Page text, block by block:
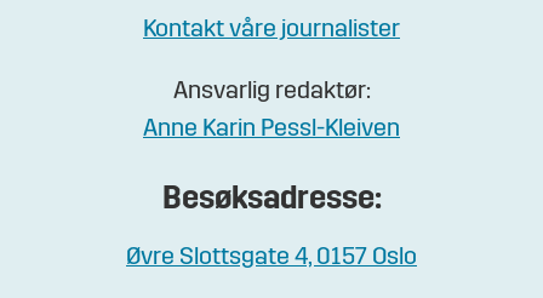
Kontakt våre journalister
Ansvarlig redaktør:
Anne Karin Pessl-Kleiven
Besøksadresse:
Øvre Slottsgate 4, 0157 Oslo